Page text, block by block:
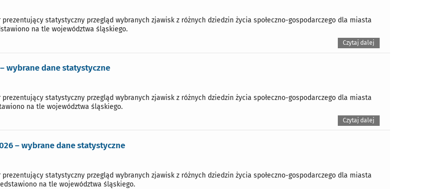
statystyczny przegląd wybranych zjawisk z różnych dziedzin życia społeczno-gospodarczego dla miasta
na tle województwa śląskiego.
Czytaj dalej
wybrane dane statystyczne
statystyczny przegląd wybranych zjawisk z różnych dziedzin życia społeczno-gospodarczego dla miasta
na tle województwa śląskiego.
Czytaj dalej
– wybrane dane statystyczne
statystyczny przegląd wybranych zjawisk z różnych dziedzin życia społeczno-gospodarczego dla miasta
na tle województwa śląskiego.